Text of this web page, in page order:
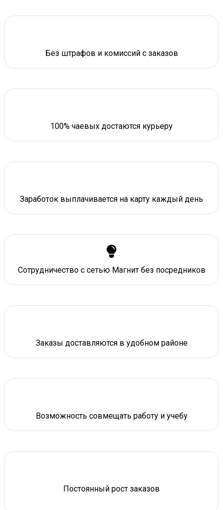
Без штрафов и комиссий с заказов
100% чаевых достаются курьеру
Заработок выплачивается на карту каждый день
Сотрудничество с сетью Магнит без посредников
Заказы доставляются в удобном районе
Возможность совмещать работу и учебу
Постоянный рост заказов